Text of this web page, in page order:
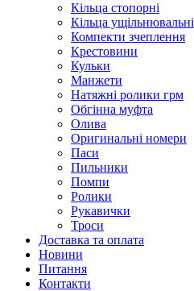
Кільца стопорні
Кільца ущільнювальні
Компекти зчеплення
Крестовини
Кульки
Манжети
Натяжні ролики грм
Обгінна муфта
Олива
Оригинальні номери
Паси
Пильники
Помпи
Ролики
Рукавички
Троси
Доставка та оплата
Новини
Питання
Контакти